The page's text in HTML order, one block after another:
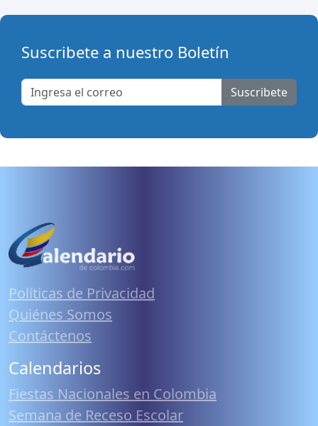
Suscribete a nuestro Boletín
Suscribete
Políticas de Privacidad
Quiénes Somos
Contáctenos
Calendarios
Fiestas Nacionales en Colombia
Semana de Receso Escolar